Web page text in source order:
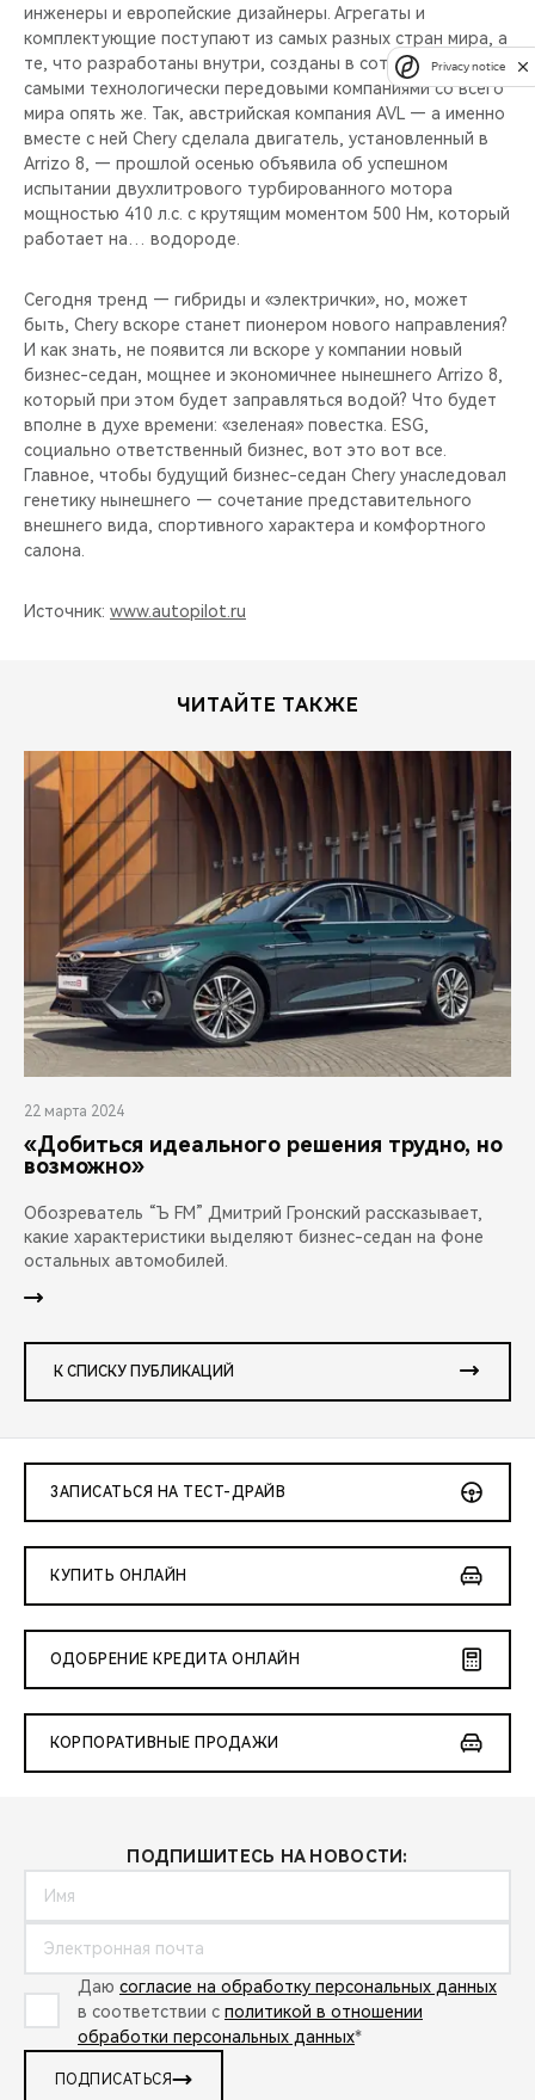
инженеры и европейские дизайнеры. Агрегаты и
комплектующие поступают из самых разных стран мира, а
те, что разработаны внутри, созданы в сотрудничестве с
самыми технологически передовыми компаниями со всего
мира опять же. Так, австрийская компания AVL — а именно
вместе с ней Chery сделала двигатель, установленный в
Arrizo 8, — прошлой осенью объявила об успешном
испытании двухлитрового турбированного мотора
мощностью 410 л.с. с крутящим моментом 500 Нм, который
работает на… водороде.
Сегодня тренд — гибриды и «электрички», но, может
быть, Chery вскоре станет пионером нового направления?
И как знать, не появится ли вскоре у компании новый
бизнес-седан, мощнее и экономичнее нынешнего Arrizo 8,
который при этом будет заправляться водой? Что будет
вполне в духе времени: «зеленая» повестка. ESG,
социально ответственный бизнес, вот это вот все.
Главное, чтобы будущий бизнес-седан Chery унаследовал
генетику нынешнего — сочетание представительного
внешнего вида, спортивного характера и комфортного
салона.
Источник: www.autopilot.ru
ЧИТАЙТЕ ТАКЖЕ
22 марта 2024
«Добиться идеального решения трудно, но
возможно»
Обозреватель “Ъ FM” Дмитрий Гронский рассказывает,
какие характеристики выделяют бизнес-седан на фоне
остальных автомобилей.
К СПИСКУ ПУБЛИКАЦИЙ
ЗАПИСАТЬСЯ НА ТЕСТ-ДРАЙВ
КУПИТЬ ОНЛАЙН
ОДОБРЕНИЕ КРЕДИТА ОНЛАЙН
КОРПОРАТИВНЫЕ ПРОДАЖИ
ПОДПИШИТЕСЬ НА НОВОСТИ:
Даю согласие на обработку персональных данных
в соответствии с политикой в отношении
обработки персональных данных*
ПОДПИСАТЬСЯ
Privacy notice